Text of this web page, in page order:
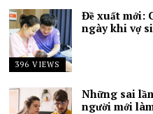
396 VIEWS
Đề xuất mới:
ngày khi vợ
Những sai
người mới